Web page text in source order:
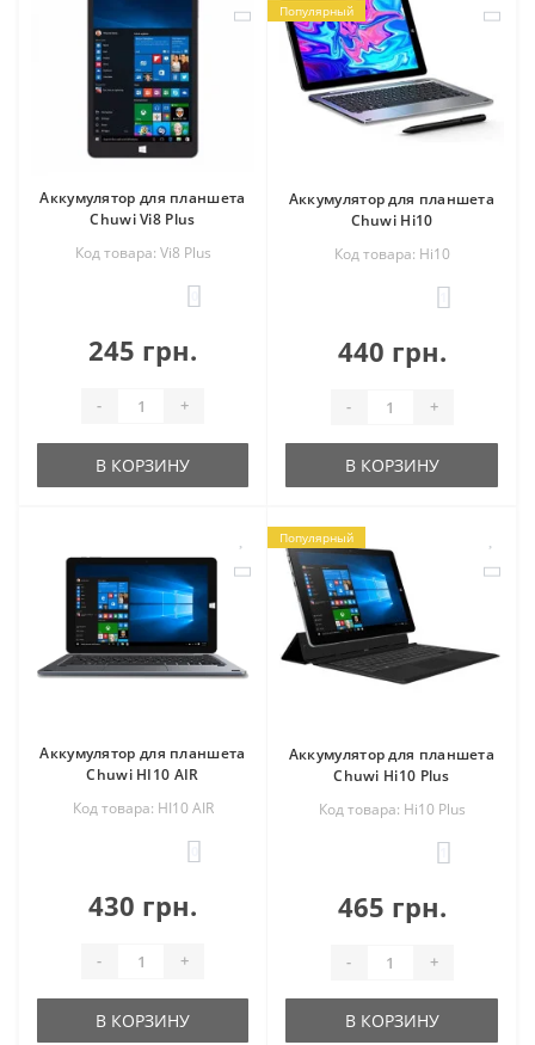
Аккумулятор для планшета
Chuwi Vi8 Plus
Код товара: Vi8 Plus
245 грн.
- +
В КОРЗИНУ
Популярный
Аккумулятор для планшета
Chuwi Hi10
Код товара: Hi10
440 грн.
- +
В КОРЗИНУ
Аккумулятор для планшета
Chuwi HI10 AIR
Код товара: HI10 AIR
430 грн.
- +
В КОРЗИНУ
Популярный
Аккумулятор для планшета
Chuwi Hi10 Plus
Код товара: Hi10 Plus
465 грн.
- +
В КОРЗИНУ